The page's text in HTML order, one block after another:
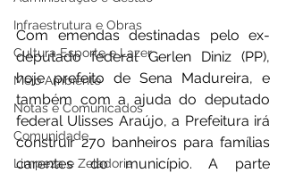
Infraestrutura e Obras
Cultura Esporte e Lazer
Meio Ambiente
Notas e Comunicados
Comunidade
Limpeza e Zeladoria
Com emendas destinadas pelo ex-
deputado federal Gerlen Diniz (PP),
hoje prefeito de Sena Madureira, e
também com a ajuda do deputado
federal Ulisses Araújo, a Prefeitura irá
construir 270 banheiros para famílias
carentes do município. A parte